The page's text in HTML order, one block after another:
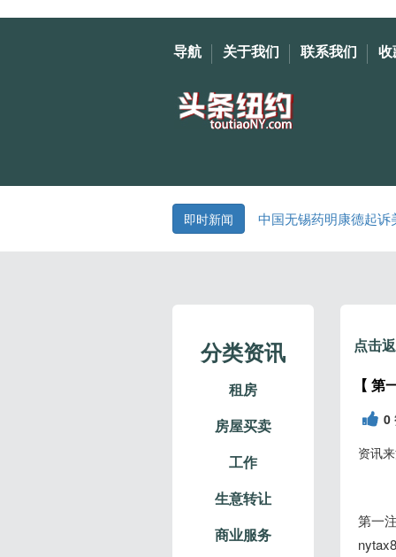
导航 关于我们 联系我们 收
即时新闻 中国无锡药明康德起
分类资讯
租房
房屋买卖
工作
生意转让
商业服务
点击
【
0
资讯
第一